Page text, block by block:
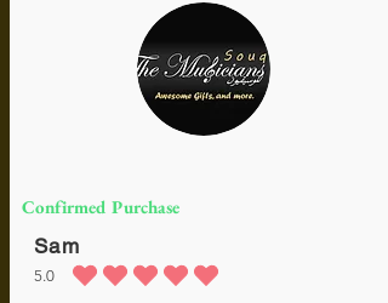
Confirmed Purchase
Sam
5.0
durchschnittliches Rating ist 5 von 5